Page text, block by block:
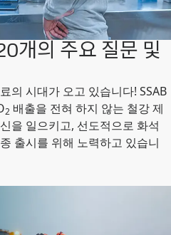
개의 주요 질문 및
의 시대가 오고 있습니다! SSAB
2 배출을 전혀 하지 않는 철강 제
을 일으키고, 선도적으로 화석
출시를 위해 노력하고 있습니